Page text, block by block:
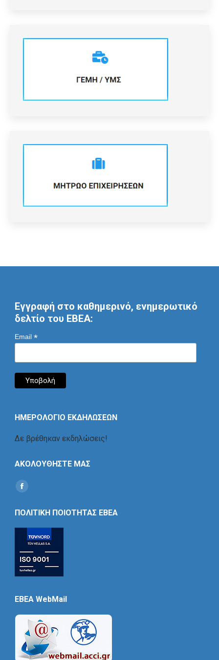
Εγγραφή στο καθημερινό, ενημερωτικό
δελτίο του ΕΒΕΑ:
Email *
ΗΜΕΡΟΛΟΓΙΟ ΕΚΔΗΛΩΣΕΩΝ
Δε βρέθηκαν εκδηλώσεις!
ΑΚΟΛΟΥΘΗΣΤΕ ΜΑΣ
Find us on:
Social
ΠΟΛΙΤΙΚΗ ΠΟΙΟΤΗΤΑΣ ΕΒΕΑ
EBEA WebMail